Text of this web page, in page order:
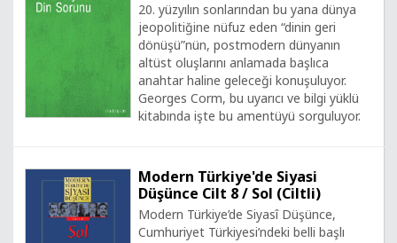
20. yüzyılın sonlarından bu yana dünya
jeopolitiğine nüfuz eden “dinin geri
dönüşü”nün, postmodern dünyanın
altüst oluşlarını anlamada başlıca
anahtar haline geleceği konuşuluyor.
Georges Corm, bu uyarıcı ve bilgi yüklü
kitabında işte bu amentüyü sorguluyor.
Modern Türkiye'de Siyasi
Düşünce Cilt 8 / Sol (Ciltli)
Modern Türkiye’de Siyasî Düşünce,
Cumhuriyet Türkiyesi’ndeki belli başlı